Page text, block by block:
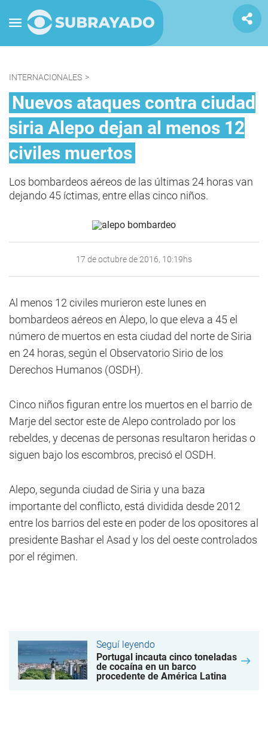
INTERNACIONALES >
Nuevos ataques contra ciudad
siria Alepo dejan al menos 12
civiles muertos
Los bombardeos aéreos de las últimas 24 horas van
dejando 45 íctimas, entre ellas cinco niños.
17 de octubre de 2016, 10:19hs
Al menos 12 civiles murieron este lunes en
bombardeos aéreos en Alepo, lo que eleva a 45 el
número de muertos en esta ciudad del norte de Siria
en 24 horas, según el Observatorio Sirio de los
Derechos Humanos (OSDH).
Cinco niños figuran entre los muertos en el barrio de
Marje del sector este de Alepo controlado por los
rebeldes, y decenas de personas resultaron heridas o
siguen bajo los escombros, precisó el OSDH.
Alepo, segunda ciudad de Siria y una baza
importante del conflicto, está dividida desde 2012
entre los barrios del este en poder de los opositores al
presidente Bashar el Asad y los del oeste controlados
por el régimen.
Seguí leyendo
Portugal incauta cinco toneladas
de cocaína en un barco
procedente de América Latina